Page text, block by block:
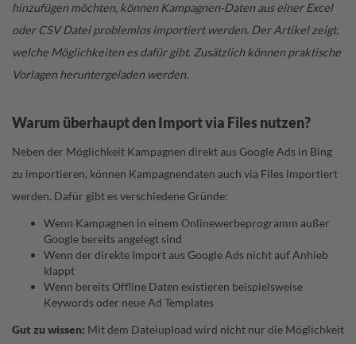
hinzufügen möchten, können Kampagnen-Daten aus einer Excel
oder CSV Datei problemlos importiert werden. Der Artikel zeigt,
welche Möglichkeiten es dafür gibt. Zusätzlich können praktische
Vorlagen heruntergeladen werden.
Warum überhaupt den Import via Files nutzen?
Neben der Möglichkeit Kampagnen direkt aus Google Ads in Bing
zu importieren, können Kampagnendaten auch via Files importiert
werden. Dafür gibt es verschiedene Gründe:
Wenn Kampagnen in einem Onlinewerbeprogramm außer
Google bereits angelegt sind
Wenn der direkte Import aus Google Ads nicht auf Anhieb
klappt
Wenn bereits Offline Daten existieren beispielsweise
Keywords oder neue Ad Templates
Gut zu wissen: Mit dem Dateiupload wird nicht nur die Möglichkeit